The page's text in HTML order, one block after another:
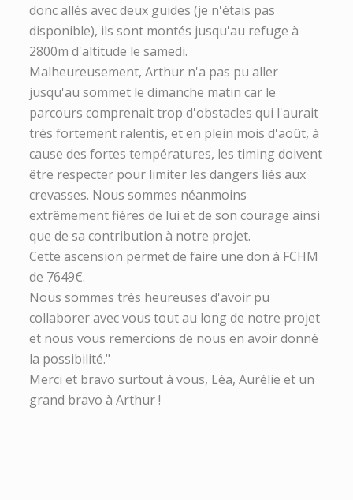
donc allés avec deux guides (je n'étais pas
disponible), ils sont montés jusqu'au refuge à
2800m d'altitude le samedi.
Malheureusement, Arthur n'a pas pu aller
jusqu'au sommet le dimanche matin car le
parcours comprenait trop d'obstacles qui l'aurait
très fortement ralentis, et en plein mois d'août, à
cause des fortes températures, les timing doivent
être respecter pour limiter les dangers liés aux
crevasses. Nous sommes néanmoins
extrêmement fières de lui et de son courage ainsi
que de sa contribution à notre projet.
Cette ascension permet de faire une don à FCHM
de 7649€.
Nous sommes très heureuses d'avoir pu
collaborer avec vous tout au long de notre projet
et nous vous remercions de nous en avoir donné
la possibilité."
Merci et bravo surtout à vous, Léa, Aurélie et un
grand bravo à Arthur !